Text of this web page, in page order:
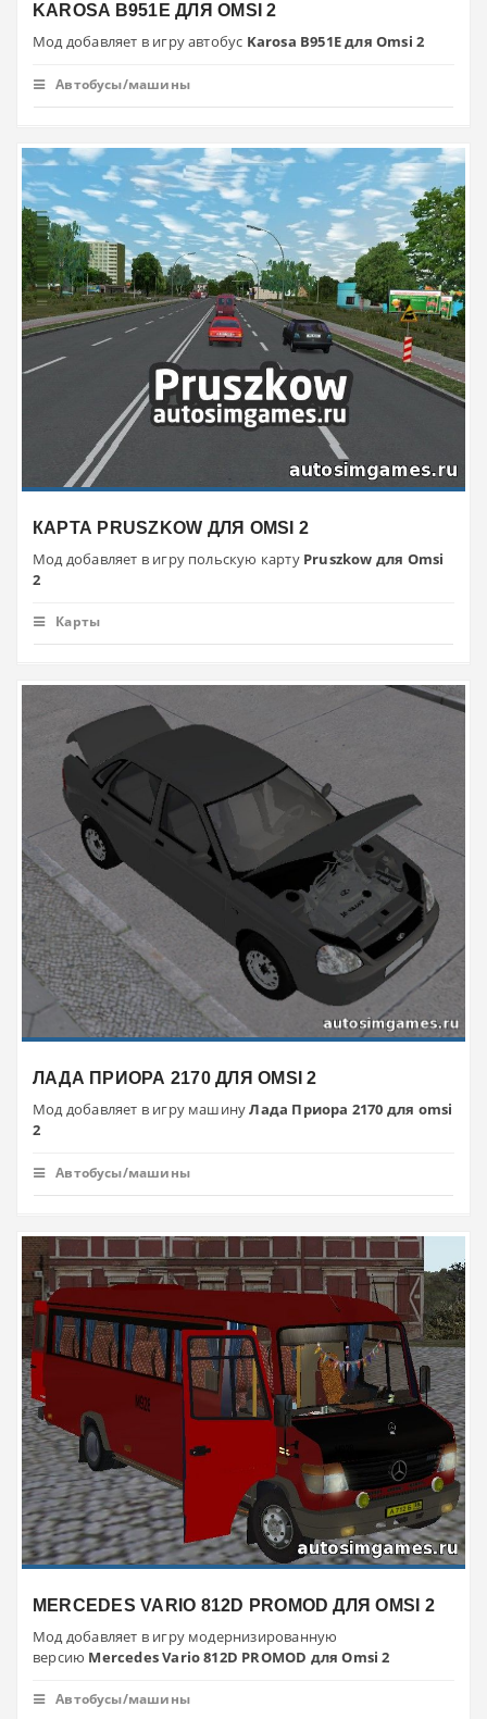
KAROSA B951E ДЛЯ OMSI 2
Мод добавляет в игру автобус Karosa B951E для Omsi 2
Автобусы/машины
КАРТА PRUSZKOW ДЛЯ OMSI 2
Мод добавляет в игру польскую картуPruszkow для Omsi
2
Карты
ЛАДА ПРИОРА 2170 ДЛЯ OMSI 2
Мод добавляет в игру машинуЛада Приора 2170 для omsi
2
Автобусы/машины
MERCEDES VARIO 812D PROMOD ДЛЯ OMSI 2
Мод добавляет в игру модернизированную
версию Mercedes Vario 812D PROMOD для Omsi 2
Автобусы/машины